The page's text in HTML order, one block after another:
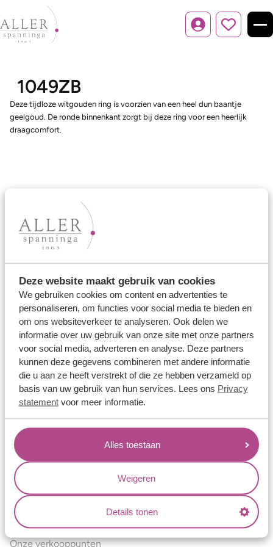
Deze website maakt gebruik van cookies
We gebruiken cookies om content en advertenties te
personaliseren, om functies voor social media te bieden en
om ons websiteverkeer te analyseren. Ook delen we
informatie over uw gebruik van onze site met onze partners
voor social media, adverteren en analyse. Deze partners
kunnen deze gegevens combineren met andere informatie
die u aan ze heeft verstrekt of die ze hebben verzameld op
basis van uw gebruik van hun services. Lees ons Privacy
statementvoor meer informatie.
Alles toestaan
Weigeren
Details tonen
Inloggen
1049ZB
Deze tijdloze witgouden ring is voorzien van een heel dun baantje
geelgoud. De ronde binnenkant zorgt bij deze ring voor een heerlijk
draagcomfort.
Ons aanbod
Trouwringen
Verlovingsringen
Vriendschapsringen
Over ons
Aller Spanninga
Historie
Certificaten
Blogs
Jouw voordelen
Conflictvrije Materialen
Oneindig veel mogelijkheden
Kwaliteit
Juweliers & Contact
Onze verkooppunten